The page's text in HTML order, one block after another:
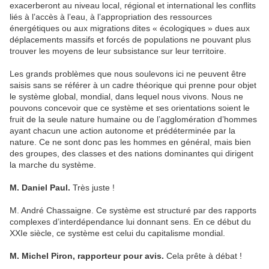
exacerberont au niveau local, régional et international les conflits
liés à l’accès à l’eau, à l’appropriation des ressources
énergétiques ou aux migrations dites « écologiques » dues aux
déplacements massifs et forcés de populations ne pouvant plus
trouver les moyens de leur subsistance sur leur territoire.
Les grands problèmes que nous soulevons ici ne peuvent être
saisis sans se référer à un cadre théorique qui prenne pour objet
le système global, mondial, dans lequel nous vivons. Nous ne
pouvons concevoir que ce système et ses orientations soient le
fruit de la seule nature humaine ou de l’agglomération d’hommes
ayant chacun une action autonome et prédéterminée par la
nature. Ce ne sont donc pas les hommes en général, mais bien
des groupes, des classes et des nations dominantes qui dirigent
la marche du système.
M. Daniel Paul. Très juste !
M. André Chassaigne. Ce système est structuré par des rapports
complexes d’interdépendance lui donnant sens. En ce début du
XXIe siècle, ce système est celui du capitalisme mondial.
M. Michel Piron, rapporteur pour avis. Cela prête à débat !